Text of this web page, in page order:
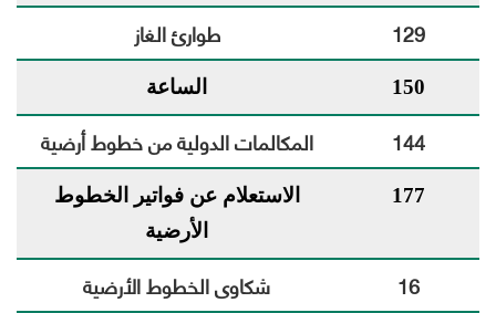
129 طوارئ الغاز
150 الساعة
144 المكالمات الدولية من خطوط أرضية
177
الاستعلام عن فواتير الخطوط
الأرضية
16 شكاوى الخطوط الأرضية